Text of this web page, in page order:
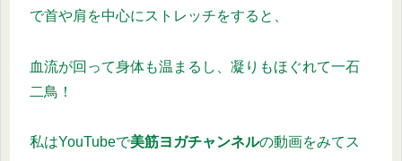
で首や肩を中心にストレッチをすると、
血流が回って身体も温まるし、凝りもほぐれて一石
二鳥！
私はYouTubeで美筋ヨガチャンネルの動画をみてス